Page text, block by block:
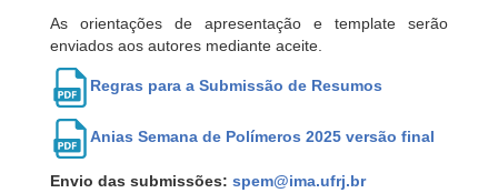
As orientações de apresentação e template serão
enviados aos autores mediante aceite.
Regras para a Submissão de Resumos
Anias Semana de Polímeros 2025 versão final
Envio das submissões: spem@ima.ufrj.br